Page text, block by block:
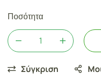
Ποσότητα
Σύγκριση